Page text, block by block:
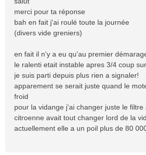
a
g
e
merci pour ta réponse
bah en fait j'ai roulé toute la journée
(divers vide greniers)
en fait il n'y a eu qu'au premier
le ralenti etait instable apres 3/4 coup
je suis parti depuis plus rien a signaler!
apparement se serait juste quand le
froid
pour la vidange j'ai changer juste le filtre
citroenne avait tout changer lord de la
actuellement elle a un poil plus de 80